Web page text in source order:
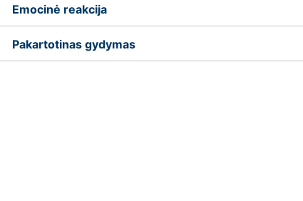
Emocinė reakcija
Pakartotinas gydymas